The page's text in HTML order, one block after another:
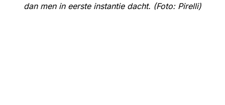
dan men in eerste instantie dacht. (Foto: Pirelli)